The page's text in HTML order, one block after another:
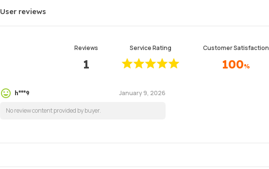
User reviews
Reviews
1
Service Rating Customer Satisfaction
100%
h***9 January 9, 2026
No review content provided by buyer.